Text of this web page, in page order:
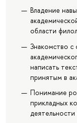
Владение
области
Знакомство
написать
принятым в
Понимание
прикладных